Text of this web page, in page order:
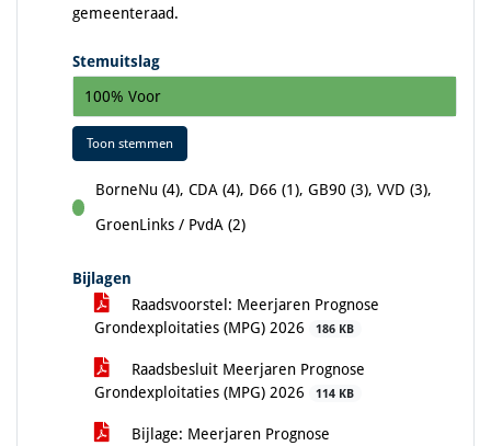
gemeenteraad.
Stemuitslag
100% Voor
Toon stemmen
voor
BorneNu (4), CDA (4), D66 (1), GB90 (3), VVD (3),
GroenLinks / PvdA (2)
Bijlagen
Raadsvoorstel: Meerjaren Prognose
Grondexploitaties (MPG) 2026
186 KB
Raadsbesluit Meerjaren Prognose
Grondexploitaties (MPG) 2026
114 KB
Bijlage: Meerjaren Prognose